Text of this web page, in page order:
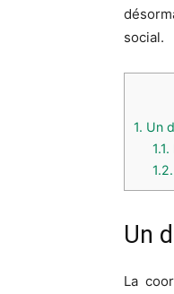
social.
1. Un
1.1.
1.2.
Un
La